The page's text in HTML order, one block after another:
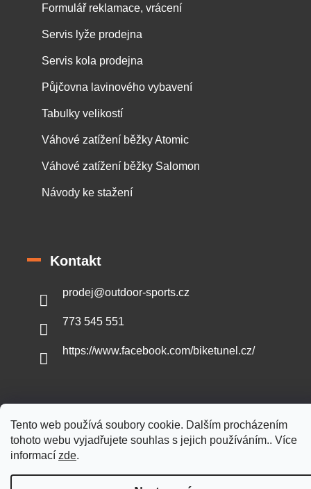
Tento web používá soubory cookie. Dalším procházením
tohoto webu vyjadřujete souhlas s jejich používáním.. Více
informací zde.
Formulář reklamace, vrácení
Servis lyže prodejna
Servis kola prodejna
Půjčovna lavinového vybavení
Tabulky velikostí
Váhové zatížení běžky Atomic
Váhové zatížení běžky Salomon
Návody ke stažení
Kontakt
prodej@outdoor-sports.cz
773 545 551
https://www.facebook.com/biketunel.cz/
Vytvořil Shoptet